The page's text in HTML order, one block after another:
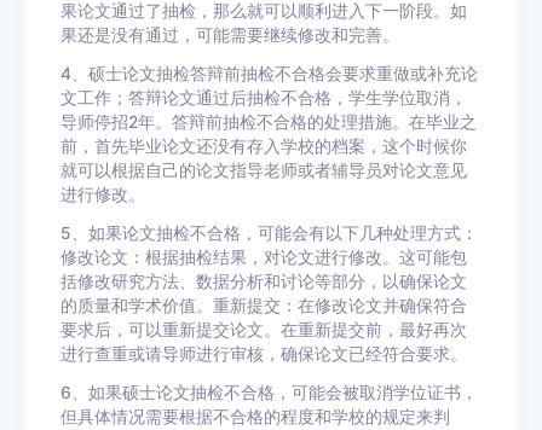
果论文通过了抽检，那么就可以顺利进入下一阶段。如
果还是没有通过，可能需要继续修改和完善。
4、硕士论文抽检答辩前抽检不合格会要求重做或补充论
文工作；答辩论文通过后抽检不合格，学生学位取消，
导师停招2年。答辩前抽检不合格的处理措施。在毕业之
前，首先毕业论文还没有存入学校的档案，这个时候你
就可以根据自己的论文指导老师或者辅导员对论文意见
进行修改。
5、如果论文抽检不合格，可能会有以下几种处理方式：
修改论文：根据抽检结果，对论文进行修改。这可能包
括修改研究方法、数据分析和讨论等部分，以确保论文
的质量和学术价值。重新提交：在修改论文并确保符合
要求后，可以重新提交论文。在重新提交前，最好再次
进行查重或请导师进行审核，确保论文已经符合要求。
6、如果硕士论文抽检不合格，可能会被取消学位证书，
但具体情况需要根据不合格的程度和学校的规定来判